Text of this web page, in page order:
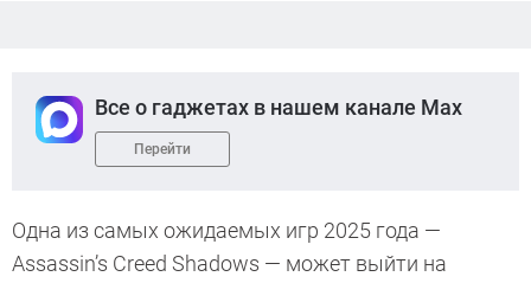
Все о гаджетах в нашем канале Max
Перейти
Одна из самых ожидаемых игр 2025 года —
Assassin’s Creed Shadows — может выйти на